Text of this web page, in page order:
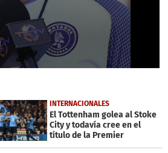
INTERNACIONALES
El Tottenham golea al Stoke
City y todavía cree en el
título de la Premier